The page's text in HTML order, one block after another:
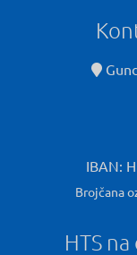
IBAN:
Brojčana
HTS